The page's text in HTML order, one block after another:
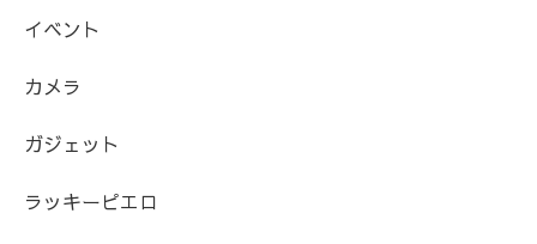
イベント
カメラ
ガジェット
ラッキーピエロ